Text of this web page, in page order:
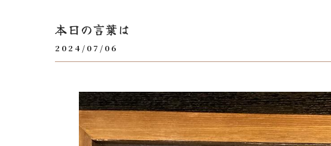
本日の言葉は
2024/07/06